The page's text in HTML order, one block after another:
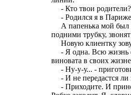
- Кто твои родители?
- Родился я в
А папенька мой был
подними трубку,
Новую клиентку
- Я одна. Всю жизнь
виновата в своих
- Ну-у-у... -
- И не передастся ли
- Приходите. И